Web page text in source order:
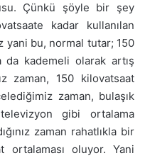
Çünkü şöyle bir şey
kadar kullanılan
bu, normal tutar; 150
da kademeli olarak artış
zaman, 150 kilovatsaat
zaman, bulaşık
gibi ortalama
zaman rahatlıkla bir
ortalaması oluyor. Yani